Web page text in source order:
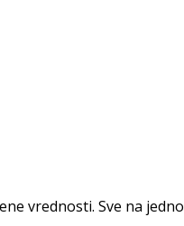
vrednosti. Sve na